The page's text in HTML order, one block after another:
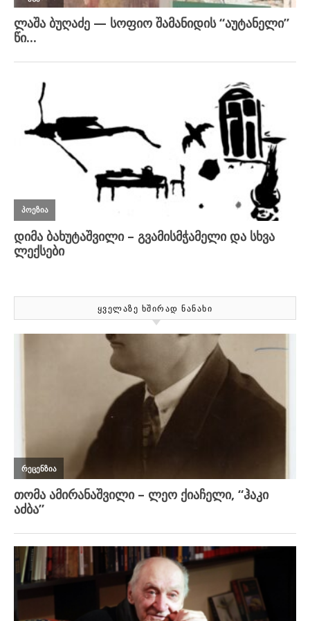
ᲧᲕᲔᲚᲐᲖᲔ ᲮᲨᲘᲠᲐᲓ ᲜᲐᲜᲐᲮᲘ